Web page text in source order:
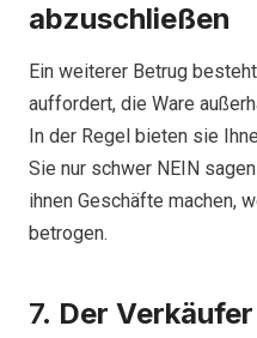
abzuschließen
Ein weiterer Betrug
auffordert, die Ware
In der Regel bieten sie
Sie nur schwer NEIN
ihnen Geschäfte machen,
betrogen.
7. Der